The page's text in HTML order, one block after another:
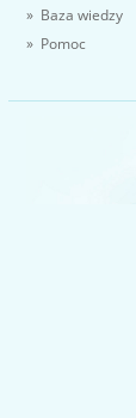
» Baza wiedzy
» Pomoc